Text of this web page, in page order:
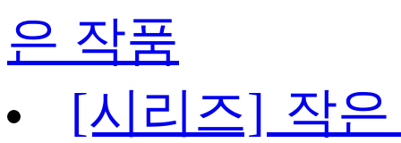
은 작품
[시리즈] 작